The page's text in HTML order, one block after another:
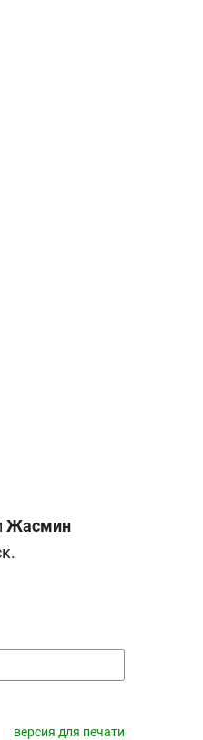
Жасмин
версия для печати